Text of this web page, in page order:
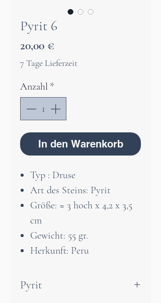
Pyrit 6
20,00 €
7 Tage Lieferzeit
Anzahl *
In den Warenkorb
Typ : Druse
Art des Steins: Pyrit
Größe: ≈ 3 hoch x 4,2 x 3,5
cm
Gewicht: 55 gr.
Herkunft: Peru
Pyrit